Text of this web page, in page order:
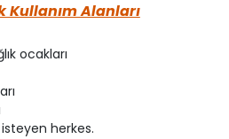
Kullanım Alanları
ocakları
herkes.